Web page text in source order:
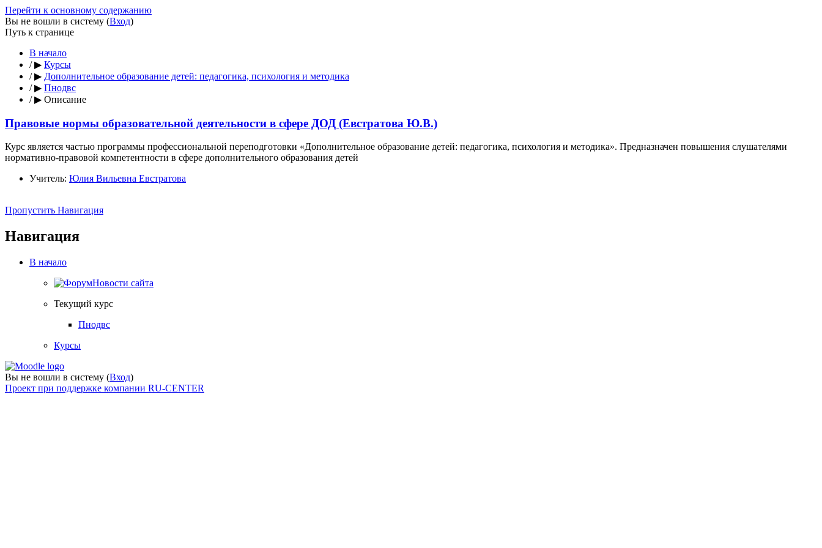
Перейти к основному содержанию
Вы не вошли в систему (Вход)
Путь к странице
В начало
/ ▶ Курсы
/ ▶ Дополнительное образование детей: педагогика, психология и методика
/ ▶ Пнодвс
/ ▶ Описание
Правовые нормы образовательной деятельности в сфере ДОД (Евстратова Ю.В.)
Курс является частью программы профессиональной переподготовки «Дополнительное образование детей: педагогика, психология и методика». Предназначен повышения слушателями
нормативно-правовой компетентности в сфере дополнительного образования детей
Учитель: Юлия Вильевна Евстратова
Пропустить Навигация
Навигация
В начало
Новости сайта
Текущий курс
Пнодвс
Курсы
Вы не вошли в систему (Вход)
Проект при поддержке компании RU-CENTER